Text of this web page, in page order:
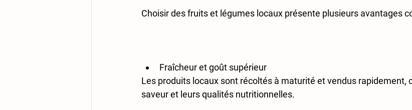
Choisir des fruits et légumes locaux présente plusieurs avantages
Fraîcheur et goût supérieur
Les produits locaux sont récoltés à maturité et vendus rapidement,
saveur et leurs qualités nutritionnelles.